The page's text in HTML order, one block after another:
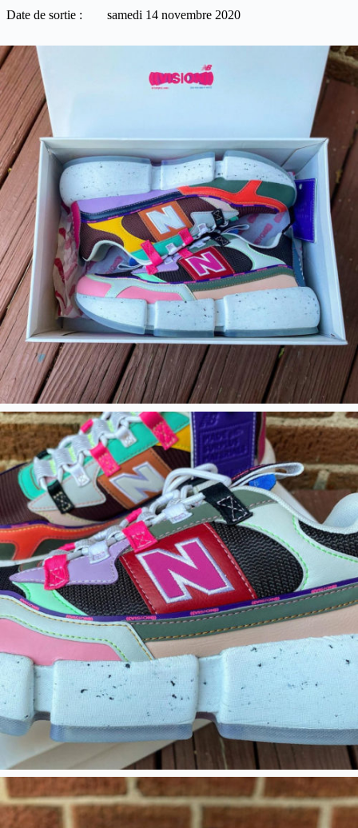
Date de sortie :
samedi 14 novembre 2020